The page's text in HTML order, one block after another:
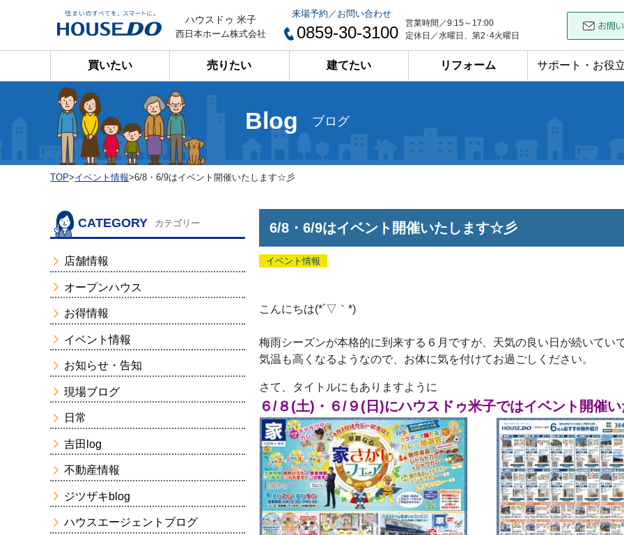
ハウスドゥ 米子
西日本ホーム株式会社
来場予約／お問い合わせ
0859-30-3100
営業時間／9:15～17:00
定休日／水曜日、第2･4火曜日
買いたい 売りたい 建てたい リフォーム サポート・お役
Blog ブログ
TOP>イベント情報>6/8・6/9はイベント開催いたします☆彡
6/8・6/9はイベント開催いたします☆彡
イベント情報
こんにちは(*´▽｀*)
梅雨シーズンが本格的に到来する６月ですが、天気の良い日が続いてい
気温も高くなるようなので、お体に気を付けてお過ごしください。
さて、タイトルにもありますように
６/８(土)・６/９(日)にハウスドゥ米子ではイベント開催
CATEGORY カテゴリー
店舗情報
オープンハウス
お得情報
イベント情報
お知らせ・告知
現場ブログ
日常
吉田log
不動産情報
ジツザキblog
ハウスエージェントブログ